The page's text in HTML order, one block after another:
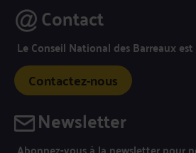
Contact
Le Conseil National des Barreaux
Contactez-nous
Newsletter